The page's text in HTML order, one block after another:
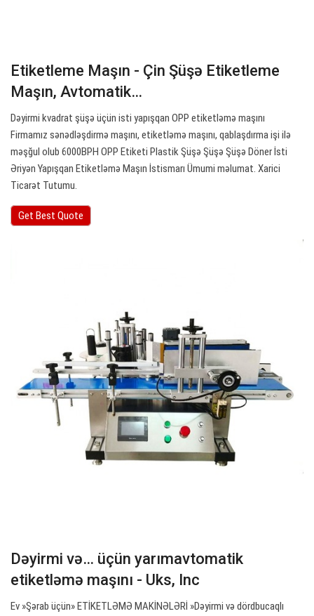
Etiketleme Maşın - Çin Şüşə Etiketleme
Maşın, Avtomatik…
Dəyirmi kvadrat şüşə üçün isti yapışqan OPP etiketləmə maşını
Firmamız sənədləşdirmə maşını, etiketləmə maşını, qablaşdırma işi ilə
məşğul olub 6000BPH OPP Etiketi Plastik Şüşə Şüşə Şüşə Döner İsti
Əriyən Yapışqan Etiketləmə Maşın İstismarı Ümumi məlumat. Xarici
Ticarət Tutumu.
Get Best Quote
Dəyirmi və… üçün yarımavtomatik
etiketləmə maşını - Uks, Inc
Ev »Şərab üçün» ETİKETLƏMƏ MAKİNƏLƏRİ »Dəyirmi və dördbucaqlı